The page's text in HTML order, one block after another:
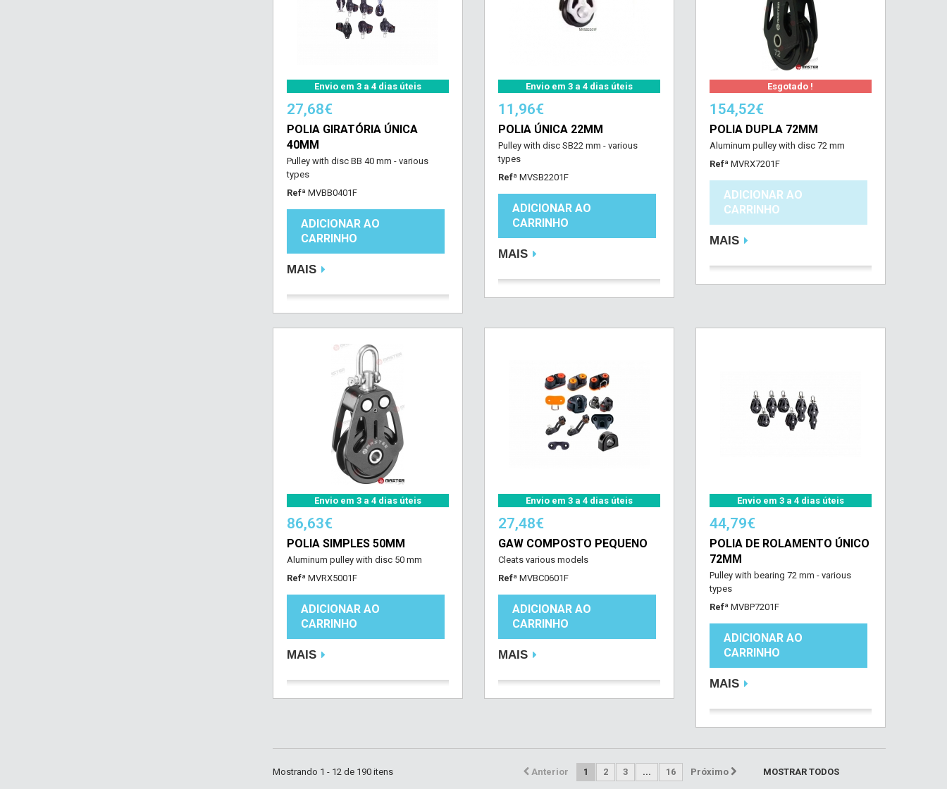
Envio em 3 a 4 dias úteis
27,68€
POLIA GIRATÓRIA ÚNICA
40MM
Pulley with disc BB 40 mm - various
types
Refª MVBB0401F
ADICIONAR AO
CARRINHO
MAIS
Envio em 3 a 4 dias úteis
11,96€
POLIA ÚNICA 22MM
Pulley with disc SB22 mm - various
types
Refª MVSB2201F
ADICIONAR AO
CARRINHO
MAIS
Esgotado !
154,52€
POLIA DUPLA 72MM
Aluminum pulley with disc 72 mm
Refª MVRX7201F
ADICIONAR AO
CARRINHO
MAIS
Envio em 3 a 4 dias úteis
86,63€
POLIA SIMPLES 50MM
Aluminum pulley with disc 50 mm
Refª MVRX5001F
ADICIONAR AO
CARRINHO
MAIS
Envio em 3 a 4 dias úteis
27,48€
GAW COMPOSTO PEQUENO
Cleats various models
Refª MVBC0601F
ADICIONAR AO
CARRINHO
MAIS
Envio em 3 a 4 dias úteis
44,79€
POLIA DE ROLAMENTO ÚNICO
72MM
Pulley with bearing 72 mm - various
types
Refª MVBP7201F
ADICIONAR AO
CARRINHO
MAIS
MOSTRAR TODOS
Anterior 1 2 3 ... 16 Próximo
Mostrando 1 - 12 de 190 itens